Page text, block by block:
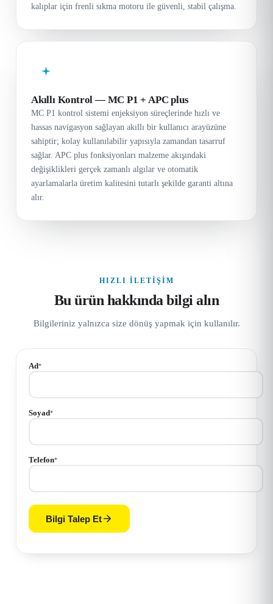
kalıplar için frenli sıkma motoru ile güvenli, stabil çalışma.
Akıllı Kontrol — MC P1 + APC plus
MC P1 kontrol sistemi enjeksiyon süreçlerinde hızlı ve
hassas navigasyon sağlayan akıllı bir kullanıcı arayüzüne
sahiptir; kolay kullanılabilir yapısıyla zamandan tasarruf
sağlar. APC plus fonksiyonları malzeme akışındaki
değişiklikleri gerçek zamanlı algılar ve otomatik
ayarlamalarla üretim kalitesini tutarlı şekilde garanti altına
alır.
HIZLI İLETIŞIM
Bu ürün hakkında bilgi alın
Bilgileriniz yalnızca size dönüş yapmak için kullanılır.
Ad*
Soyad*
Telefon*
Bilgi Talep Et